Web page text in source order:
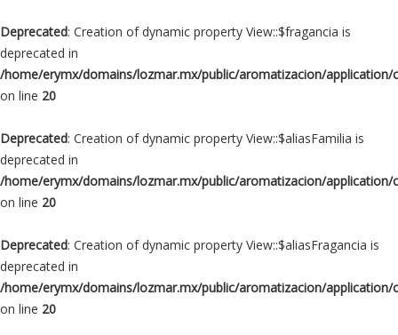
Deprecated: Creation of dynamic property View::$fragancia is
deprecated in
/home/erymx/domains/lozmar.mx/public/aromatizacion/application/
on line 20
Deprecated: Creation of dynamic property View::$aliasFamilia is
deprecated in
/home/erymx/domains/lozmar.mx/public/aromatizacion/application/
on line 20
Deprecated: Creation of dynamic property View::$aliasFragancia is
deprecated in
/home/erymx/domains/lozmar.mx/public/aromatizacion/application/
on line 20